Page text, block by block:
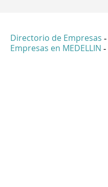
Directorio de Empresas -
Empresas en MEDELLIN -